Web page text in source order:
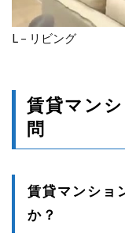
L – リビング
賃貸マン
問
賃貸マンショ
か？